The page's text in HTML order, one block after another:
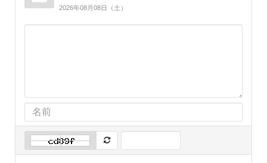
2026年08月08日（土）